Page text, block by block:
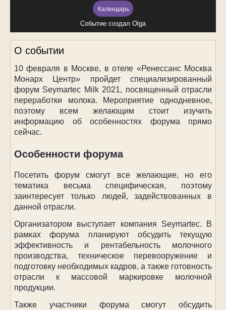
Календарь
Событие создал Olga
О событии
10 февраля в Москве, в отеле «Ренессанс Москва
Монарх Центр» пройдет специализированный
форум Seymartec Milk2021, посвященный отрасли
переработки молока. Мероприятие однодневное,
поэтому всем желающим стоит изучить
информацию об особенностях форума прямо
сейчас.
Особенности форума
Посетить форум смогут все желающие, но его
тематика весьма специфическая, поэтому
заинтересует только людей, задействованных в
данной отрасли.
Организатором выступает компания Seymartec. В
рамках форума планируют обсудить текущую
эффективность и рентабельность молочного
производства, техническое перевооружение и
подготовку необходимых кадров, а также готовность
отрасли к массовой маркировке молочной
продукции.
Также участники форума смогут обсудить